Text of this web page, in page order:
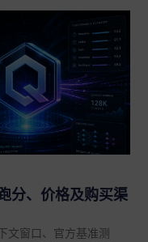
分、价格及购买渠
文窗口、官方基准测